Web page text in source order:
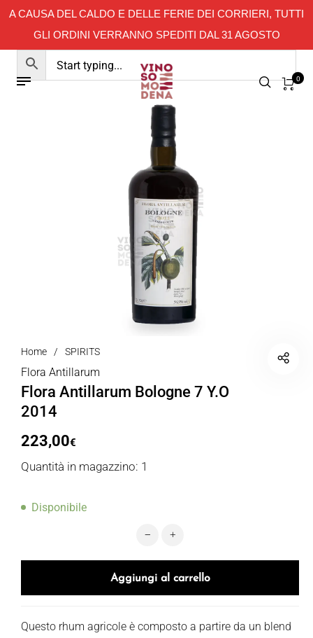
A CAUSA DEL CALDO E DELLE FERIE DEI CORRIERI, TUTTI
GLI ORDINI VERRANNO SPEDITI DAL 31 AGOSTO
0
Home / SPIRITS
Flora Antillarum
Flora Antillarum Bologne 7 Y.O
2014
223,00€
Quantità in magazzino: 1
Disponibile
Flora Antillarum Bologne 7 Y.O
Aggiungi al carrello
Questo rhum agricole è composto a partire da un blend